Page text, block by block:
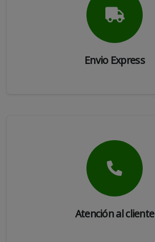
Envio Express
Atención al cliente